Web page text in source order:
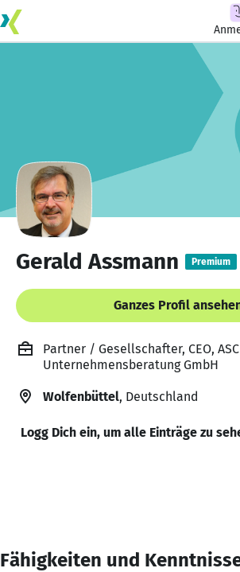
Gerald Assmann Premium
Ganzes Profil
Partner / Gesellschafter, CEO, ASC
Unternehmensberatung GmbH
Wolfenbüttel, Deutschland
Logg Dich ein, um alle Einträge zu
Fähigkeiten und